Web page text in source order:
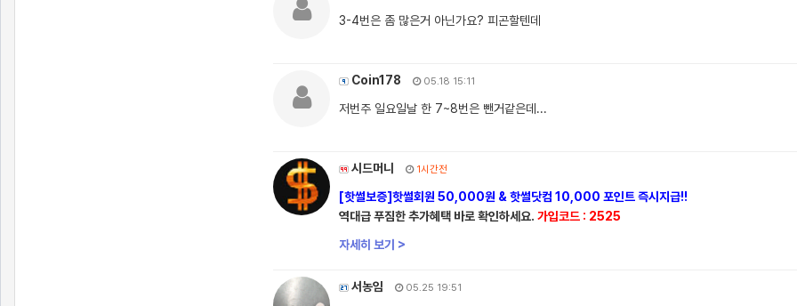
3-4번은 좀 많은거 아닌가요? 피곤할텐데
Coin178 05.18 15:11
저번주 일요일날 한 7~8번은 뺀거같은데...
시드머니 1시간전
[핫썰보증]핫썰회원 50,000원 & 핫썰닷컴 10,000 포인트 즉시지급!!
역대급 푸짐한 추가혜택 바로 확인하세요. 가입코드 : 2525
자세히 보기 >
서농임 05.25 19:51